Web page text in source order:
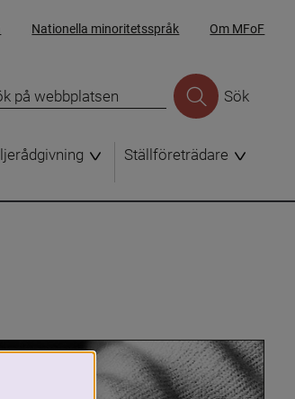
Nationella minoritetsspråk Om MFoF
Sök
Ställföreträdare